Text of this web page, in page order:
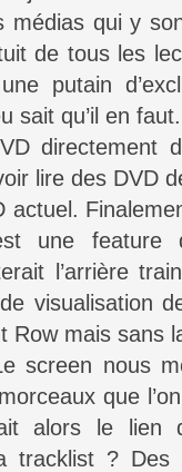
médias qui y
de tous les
putain
sait qu’il en faut.
directement
lire des DVD
actuel.
une
l’arrière
visualisation
Row mais sans
screen nous
que
alors le lien
tracklist ?